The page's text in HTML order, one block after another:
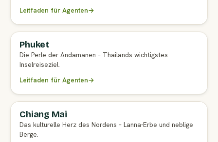
Leitfaden für Agenten→
VOLLSTÄNDIGER LEITFADEN FÜR AGENTEN
Phuket
Die Perle der Andamanen – Thailands wichtigstes
Inselreiseziel.
Leitfaden für Agenten→
VOLLSTÄNDIGER LEITFADEN FÜR AGENTEN
Chiang Mai
Das kulturelle Herz des Nordens – Lanna-Erbe und neblige
Berge.